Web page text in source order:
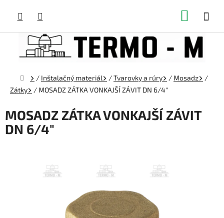
obsah
Domov
/ Inštalačný materiál /Tvarovky a rúry / Mosadz
/
Zátky
/ MOSADZ ZÁTKA VONKAJŠÍ ZÁVIT DN 6/4"
MOSADZ ZÁTKA VONKAJŠÍ ZÁVIT
DN 6/4"